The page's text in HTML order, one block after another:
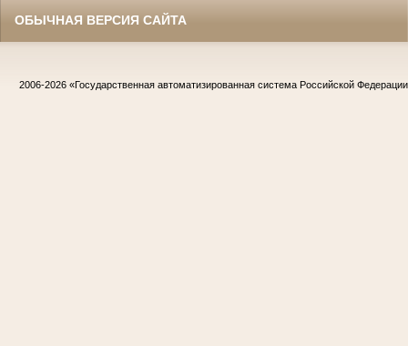
ОБЫЧНАЯ ВЕРСИЯ САЙТА
2006-2026 «Государственная автоматизированная система Российской